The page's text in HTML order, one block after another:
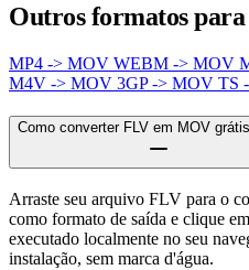
Outros formatos
MP4 -> MOV WEBM -> MOV
M4V -> MOV 3GP -> MOV TS
Como converter FLV em MOV
Arraste seu arquivo FLV para o
como formato de saída e clique
executado localmente no seu
instalação, sem marca d'água.